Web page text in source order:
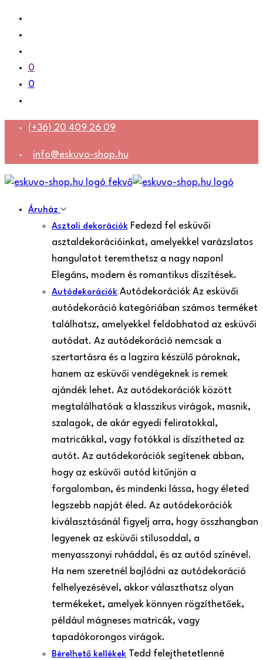
0
0
(+36) 20 409 26 09
info@eskuvo-shop.hu
Áruház
Asztali dekorációk Fedezd fel esküvői
asztaldekorációinkat, amelyekkel varázslatos
hangulatot teremthetsz a nagy napon!
Elegáns, modern és romantikus díszítések.
Autódekorációk Autódekorációk Az esküvői
autódekoráció kategóriában számos terméket
találhatsz, amelyekkel feldobhatod az esküvői
autódat. Az autódekoráció nemcsak a
szertartásra és a lagzira készülő pároknak,
hanem az esküvői vendégeknek is remek
ajándék lehet. Az autódekorációk között
megtalálhatóak a klasszikus virágok, masnik,
szalagok, de akár egyedi feliratokkal,
matricákkal, vagy fotókkal is díszítheted az
autót. Az autódekorációk segítenek abban,
hogy az esküvői autód kitűnjön a
forgalomban, és mindenki lássa, hogy életed
legszebb napját éled. Az autódekorációk
kiválasztásánál figyelj arra, hogy összhangban
legyenek az esküvői stílusoddal, a
menyasszonyi ruháddal, és az autód színével.
Ha nem szeretnél bajlódni az autódekoráció
felhelyezésével, akkor választhatsz olyan
termékeket, amelyek könnyen rögzíthetőek,
például mágneses matricák, vagy
tapadókorongos virágok.
Bérelhető kellékek Tedd felejthetetlenné